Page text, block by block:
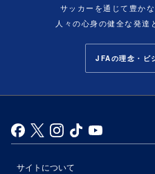
サッカーを通じて豊か
人々の心身の健全な発達
JFAの理念・ビ
サイトについて